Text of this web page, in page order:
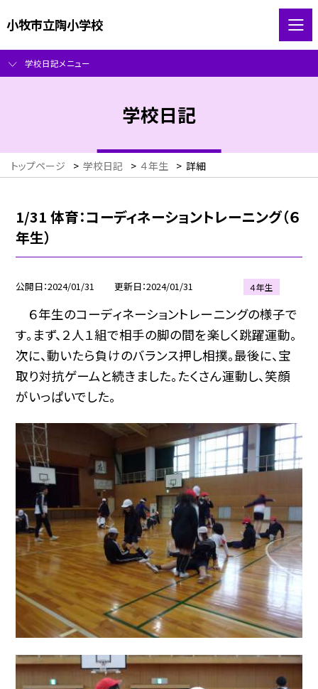
小牧市立陶小学校
学校日記メニュー
学校日記
トップページ > 学校日記 > ４年生 > 詳細
1/31 体育：コーディネーショントレーニング（６
年生）
公開日 2024/01/31 更新日 2024/01/31 ４年生
６年生のコーディネーショントレーニングの様子で
す。まず、２人１組で相手の脚の間を楽しく跳躍運動。
次に、動いたら負けのバランス押し相撲。最後に、宝
取り対抗ゲームと続きました。たくさん運動し、笑顔
がいっぱいでした。